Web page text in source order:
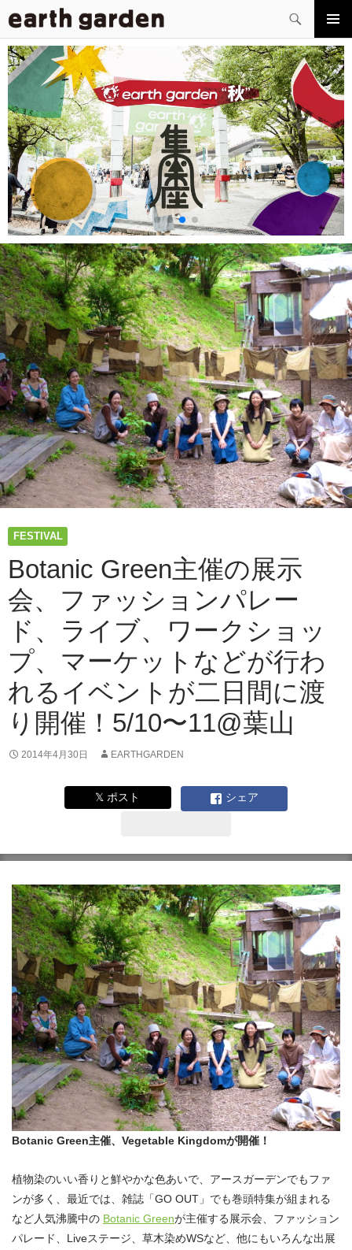
索
メイン
メニュ
ー
コ
ン
テ
ン
へ
ス
キ
ッ
プ
FESTIVAL
Botanic Green主催の展示
会、ファッションパレー
ド、ライブ、ワークショッ
プ、マーケットなどが行わ
れるイベントが二日間に渡
り開催！5/10〜11@葉山
2014年4月30日 EARTHGARDEN
𝕏 ポスト シェア
Botanic Green主催、Vegetable Kingdomが開催！
植物染のいい香りと鮮やかな色あいで、アースガーデンでもファ
ンが多く、最近では、雑誌「GO OUT」でも巻頭特集が組まれる
など人気沸騰中の Botanic Greenが主催する展示会、ファッション
パレード、Liveステージ、草木染めWSなど、他にもいろんな出展